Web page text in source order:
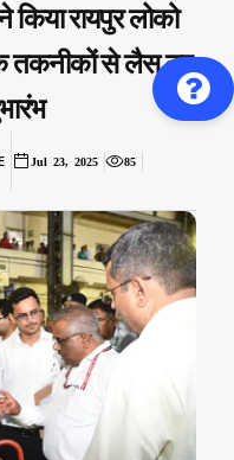
रायपुर लोको
तकनीकों से लैस नए
Jul 23, 2025 85